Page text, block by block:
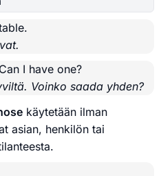
I have one?
Voinko saada yhden?
käytetään ilman
asian, henkilön tai